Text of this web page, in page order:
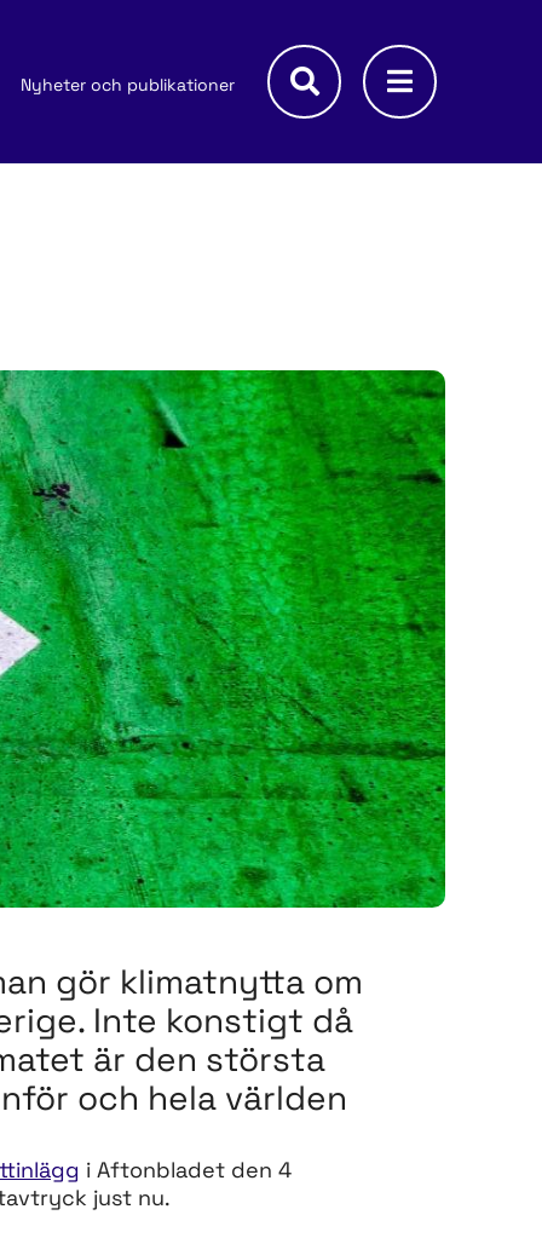
Nyheter och publikationer
gör klimatnytta om
Inte konstigt då
är den största
och hela världen
i Aftonbladet den 4
just nu.